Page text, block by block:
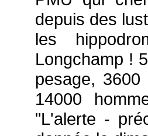
depuis des
les
Longchamp !
pesage,
14000
"L'alerte -